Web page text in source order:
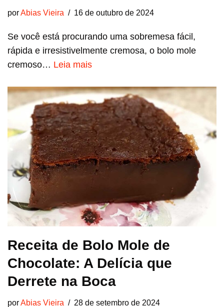
porAbias Vieira 16 de outubro de 2024
Se você está procurando uma sobremesa fácil,
rápida e irresistivelmente cremosa, o bolo mole
cremoso… Leia mais
Receita de Bolo Mole de
Chocolate: A Delícia que
Derrete na Boca
porAbias Vieira 28 de setembro de 2024